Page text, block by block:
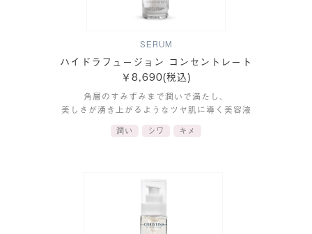
SERUM
ハイドラフュージョン コンセントレート
￥8,690(税込)
角層のすみずみまで潤いで満たし、
美しさが湧き上がるようなツヤ肌に導く美容液
潤い シワ キメ